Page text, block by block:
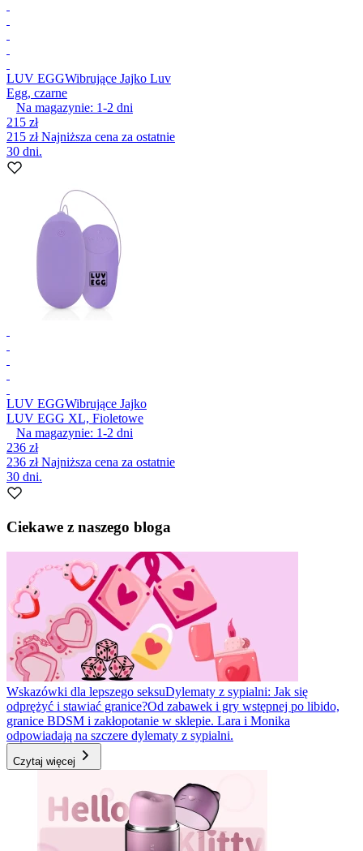
LUV EGGWibrujące Jajko Luv
Egg, czarne
Na magazynie: 1-2 dni
215 zł
215 złNajniższa cena za ostatnie
30 dni.
LUV EGGWibrujące Jajko
LUV EGG XL, Fioletowe
Na magazynie: 1-2 dni
236 zł
236 złNajniższa cena za ostatnie
30 dni.
Ciekawe z naszego bloga
Wskazówki dla lepszego seksuDylematy z sypialni: Jak się
odprężyć i stawiać granice?Od zabawek i gry wstępnej po libido,
granice BDSM i zakłopotanie w sklepie. Lara i Monika
odpowiadają na szczere dylematy z sypialni.
Czytaj więcej